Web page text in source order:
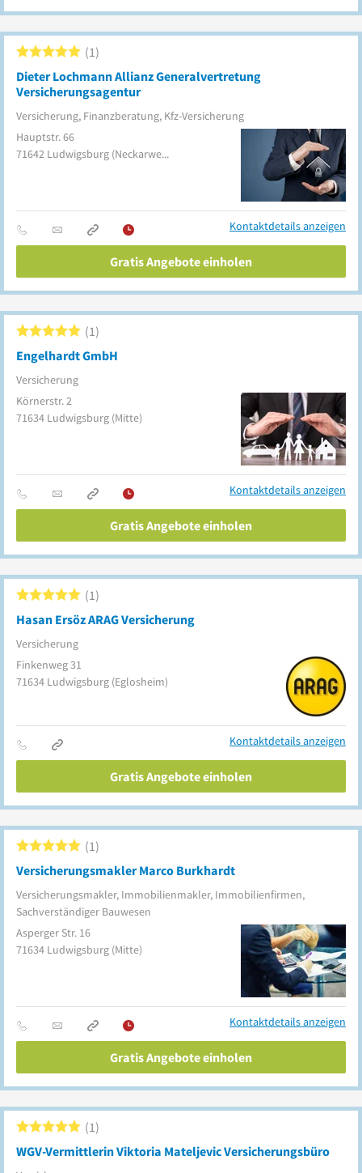
Dieter Lochmann Allianz Generalvertretung
Versicherungsagentur
Versicherung, Finanzberatung, Kfz-Versicherung
1
Hauptstr. 66
71642 Ludwigsburg (Neckarweihingen)
Kontaktdetails anzeigen
Gratis Angebote einholen
Engelhardt GmbH
Versicherung
1
Körnerstr. 2
71634 Ludwigsburg (Mitte)
Kontaktdetails anzeigen
Gratis Angebote einholen
Hasan Ersöz ARAG Versicherung
Versicherung
1
Finkenweg 31
71634 Ludwigsburg (Eglosheim)
Kontaktdetails anzeigen
Gratis Angebote einholen
Versicherungsmakler Marco Burkhardt
Versicherungsmakler, Immobilienmakler, Immobilienfirmen,
Sachverständiger Bauwesen
1
Asperger Str. 16
71634 Ludwigsburg (Mitte)
Kontaktdetails anzeigen
Gratis Angebote einholen
WGV-Vermittlerin Viktoria Mateljevic Versicherungsbüro
1